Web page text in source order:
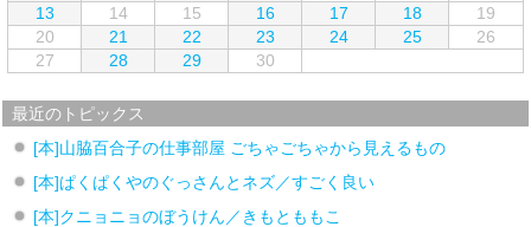
13
14 15 16 17 18
19
20
21 22 23 24 25
26
27
28 29 30
最近のトピックス
[本]山脇百合子の仕事部屋 ごちゃごちゃから見えるもの
[本]ぱくぱくやのぐっさんとネズ／すごく良い
[本]クニョニョのぼうけん／きもとももこ